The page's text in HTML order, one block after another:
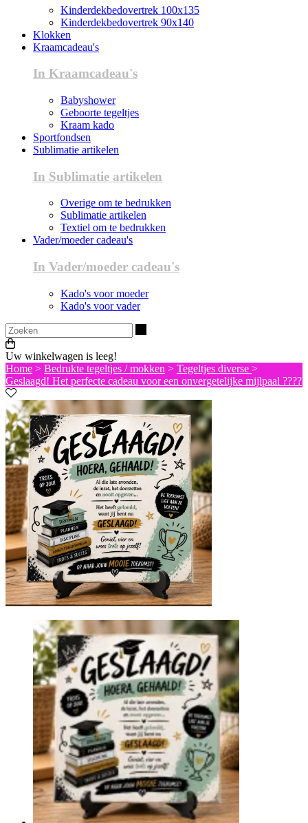
Kinderdekbedovertrek 100x135
Kinderdekbedovertrek 90x140
Klokken
Kraamcadeau's
In Kraamcadeau's
Babyshower
Geboorte tegeltjes
Kraam kado
Sportfondsen
Sublimatie artikelen
In Sublimatie artikelen
Overige om te bedrukken
Sublimatie artikelen
Textiel om te bedrukken
Vader/moeder cadeau's
In Vader/moeder cadeau's
Kado's voor moeder
Kado's voor vader
Uw winkelwagen is leeg!
Home > Bedrukte tegeltjes / mokken > Tegeltjes diverse >
Geslaagd! Het perfecte cadeau voor een onvergetelijke mijlpaal ????